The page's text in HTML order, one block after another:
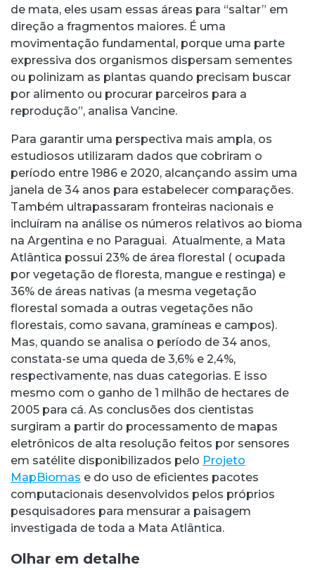
de mata, eles usam essas áreas para “saltar” em
direção a fragmentos maiores. É uma
movimentação fundamental, porque uma parte
expressiva dos organismos dispersam sementes
ou polinizam as plantas quando precisam buscar
por alimento ou procurar parceiros para a
reprodução”, analisa Vancine.
Para garantir uma perspectiva mais ampla, os
estudiosos utilizaram dados que cobriram o
período entre 1986 e 2020, alcançando assim uma
janela de 34 anos para estabelecer comparações.
Também ultrapassaram fronteiras nacionais e
incluíram na análise os números relativos ao bioma
na Argentina e no Paraguai. Atualmente, a Mata
Atlântica possui 23% de área florestal ( ocupada
por vegetação de floresta, mangue e restinga) e
36% de áreas nativas (a mesma vegetação
florestal somada a outras vegetações não
florestais, como savana, gramíneas e campos).
Mas, quando se analisa o período de 34 anos,
constata-se uma queda de 3,6% e 2,4%,
respectivamente, nas duas categorias. E isso
mesmo com o ganho de 1 milhão de hectares de
2005 para cá. As conclusões dos cientistas
surgiram a partir do processamento de mapas
eletrônicos de alta resolução feitos por sensores
em satélite disponibilizados pelo Projeto
MapBiomas e do uso de eficientes pacotes
computacionais desenvolvidos pelos próprios
pesquisadores para mensurar a paisagem
investigada de toda a Mata Atlântica.
Olhar em detalhe